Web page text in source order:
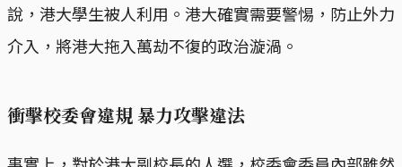
說，港大學生被人利用。港大確實需要警惕，防止外力
介入，將港大拖入萬劫不復的政治漩渦。
衝擊校委會違規 暴力攻擊違法